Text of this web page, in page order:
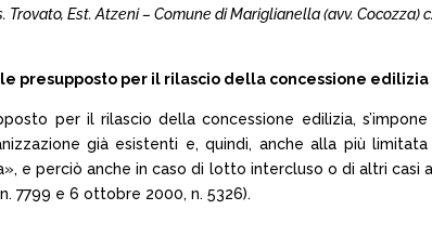
Trovato, Est. Atzeni – Comune di Mariglianella (avv. Cocozza)
presupposto per il rilascio della concessione
per il rilascio della concessione edilizia,
già esistenti e, quindi, anche alla più
e perciò anche in caso di lotto intercluso o di altri casi
7799 e 6 ottobre 2000, n. 5326).